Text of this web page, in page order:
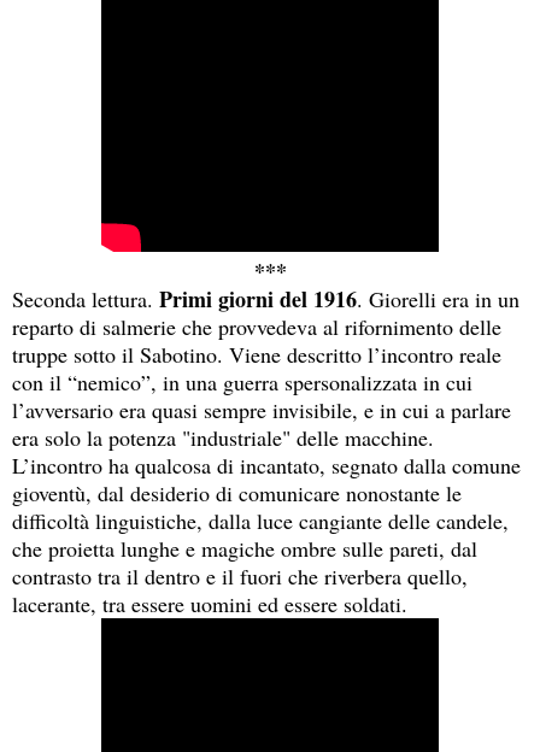
***
Seconda lettura. Primi giorni del 1916. Giorelli era in un
reparto di salmerie che provvedeva al rifornimento delle
truppe sotto il Sabotino. Viene descritto l’incontro reale
con il “nemico”, in una guerra spersonalizzata in cui
l’avversario era quasi sempre invisibile, e in cui a parlare
era solo la potenza "industriale" delle macchine.
L’incontro ha qualcosa di incantato, segnato dalla comune
gioventù, dal desiderio di comunicare nonostante le
difficoltà linguistiche, dalla luce cangiante delle candele,
che proietta lunghe e magiche ombre sulle pareti, dal
contrasto tra il dentro e il fuori che riverbera quello,
lacerante, tra essere uomini ed essere soldati.